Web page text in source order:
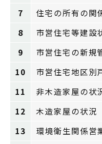
7
住宅の所有の
8
市営住宅等建
9
市営住宅の新
10
市営住宅地区
11
非木造家屋の
12
木造家屋の状
13
環境衛生関係